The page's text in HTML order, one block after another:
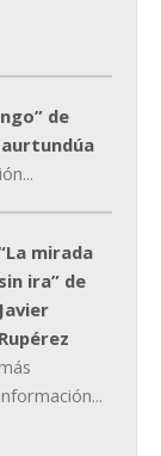
de
mirada
sin ira” de
Javier
Rupérez